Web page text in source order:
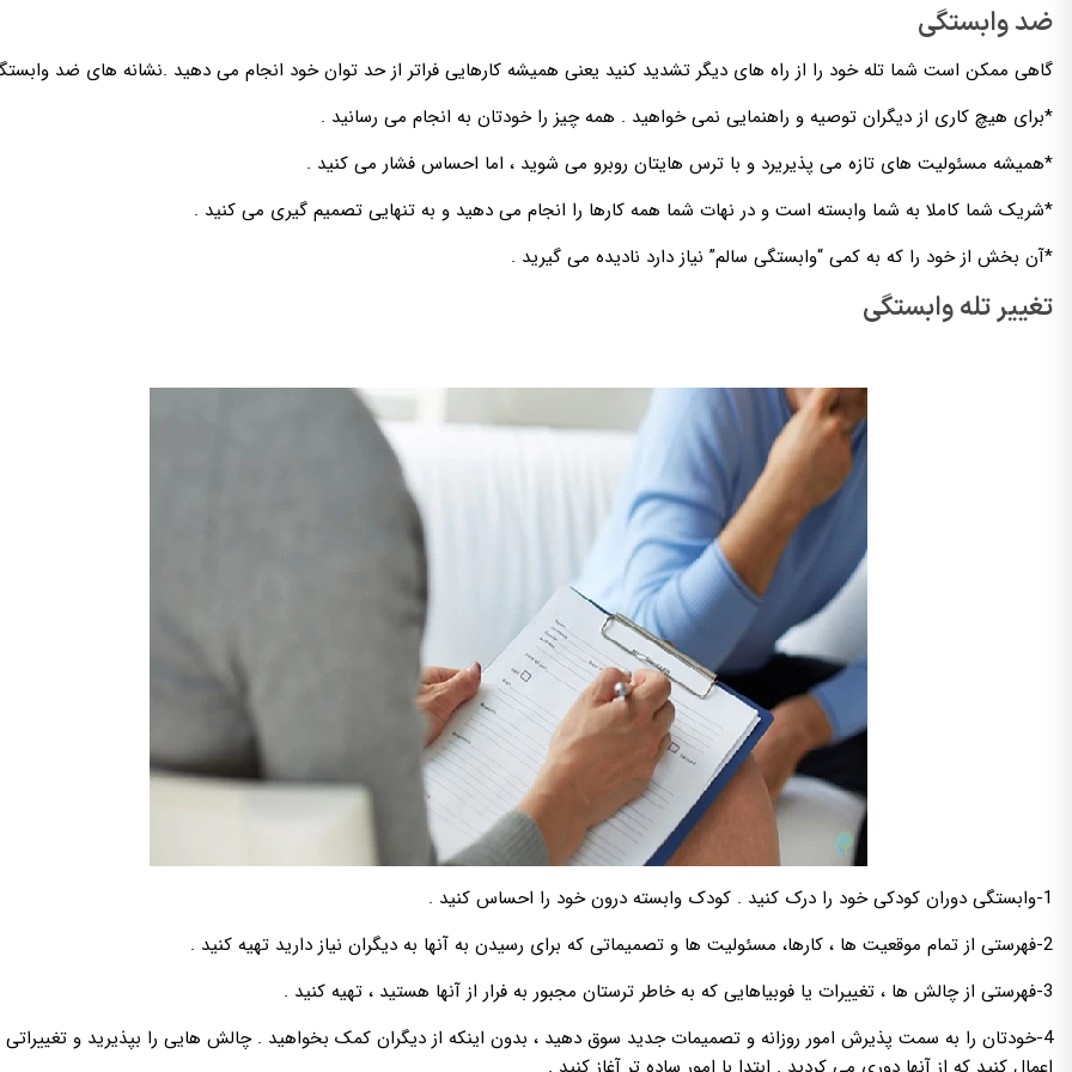
ضد وابستگی
گاهی ممکن است شما تله خود را از راه های دیگر تشدید کنید یعنی همیشه کارهایی فراتر از حد توان خود انجام می دهید .نشانه های ضد
*برای هیچ کاری از دیگران توصیه و راهنمایی نمی خواهید . همه چیز را خودتان به انجام می رسانید .
*همیشه مسئولیت های تازه می پذیریرد و با ترس هایتان روبرو می شوید ، اما احساس فشار می کنید .
*شریک شما کاملا به شما وابسته است و در نهات شما همه کارها را انجام می دهید و به تنهایی تصمیم گیری می کنید .
*آن بخش از خود را که به کمی “وابستگی سالم” نیاز دارد نادیده می گیرید .
تغییر تله وابستگی
1-وابستگی دوران کودکی خود را درک کنید . کودک وابسته درون خود را احساس کنید .
2-فهرستی از تمام موقعیت ها ، کارها، مسئولیت ها و تصمیماتی که برای رسیدن به آنها به دیگران نیاز دارید تهیه کنید .
3-فهرستی از چالش ها ، تغییرات یا فوبیاهایی که به خاطر ترستان مجبور به فرار از آنها هستید ، تهیه کنید .
4-خودتان را به سمت پذیرش امور روزانه و تصمیمات جدید سوق دهید ، بدون اینکه از دیگران کمک بخواهید . چالش هایی را بپذیرید و تغییراتی